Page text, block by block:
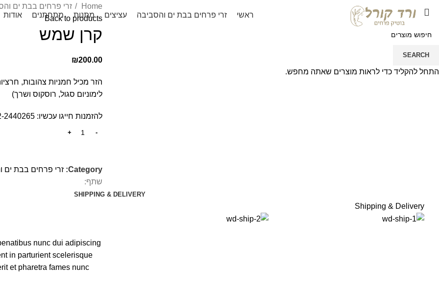
ראשי זרי פרחים בבת ים והסביבה עציצים מתנות מתחתנים אודות
Home זרי פרחים בבת ים
Back to products
קרן שמש
₪200.00
הזר מכיל חמניות צהובות,
לימוניום סגול, רוסקוס ושרך)
להזמנות חייגו עכשיו: 2440265
Category: זרי פרחים בבת ים
שתף:
SHIPPING & DELIVERY
Shipping & Delivery
nunc dui adipiscing
in parturient scelerisque
et pharetra fames nunc
SEARCH
התחל להקליד כדי לראות מוצרים שאתה מחפש.